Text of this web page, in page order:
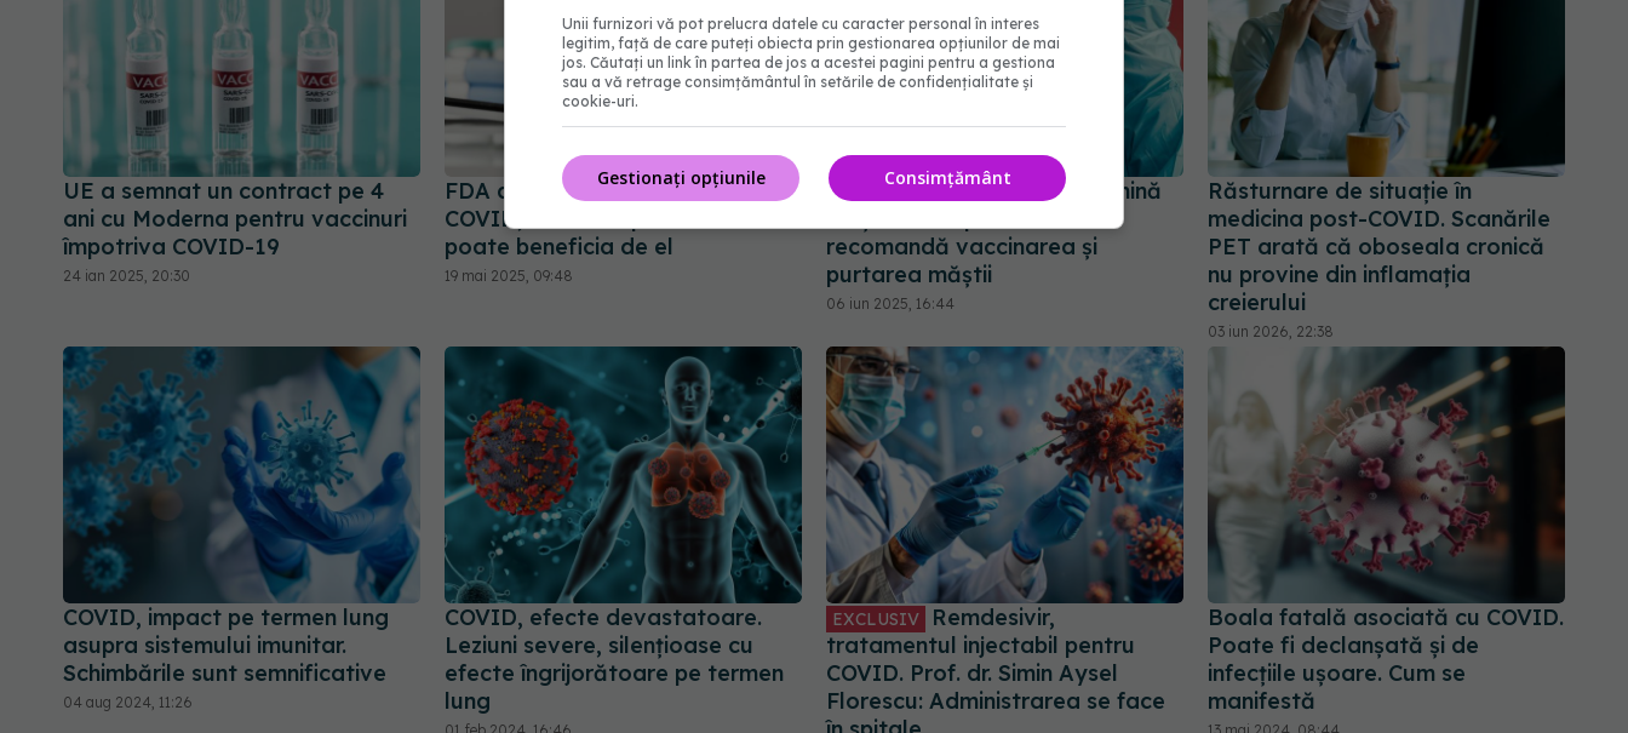
UE a semnat un contract pe 4
ani cu Moderna pentru vaccinuri
împotriva COVID-19
24 ian 2025, 20:30
FDA aprobă vaccinul Novavax
COVID, dar doar pentru unii. Cine
poate beneficia de el
19 mai 2025, 09:48
Noua tulpină COVID determină
creșteri ale spitalizărilor. Se
recomandă vaccinarea și
purtarea măștii
06 iun 2025, 16:44
Răsturnare de situație în
medicina post-COVID. Scanările
PET arată că oboseala cronică
nu provine din inflamația
creierului
03 iun 2026, 22:38
COVID, impact pe termen lung
asupra sistemului imunitar.
Schimbările sunt semnificative
04 aug 2024, 11:26
COVID, efecte devastatoare.
Leziuni severe, silențioase cu
efecte îngrijorătoare pe termen
lung
EXCLUSIV
Remdesivir,
tratamentul injectabil pentru
COVID. Prof. dr. Simin Aysel
Florescu: Administrarea se face
Boala fatală asociată cu COVID.
Poate fi declanșată și de
infecțiile ușoare. Cum se
manifestă
Unii furnizori vă pot prelucra datele cu caracter personal în interes
legitim, față de care puteți obiecta prin gestionarea opțiunilor de mai
jos. Căutați un link în partea de jos a acestei pagini pentru a gestiona
sau a vă retrage consimțământul în setările de confidențialitate și
cookie-uri.
Consimțământ
Gestionați opțiunile